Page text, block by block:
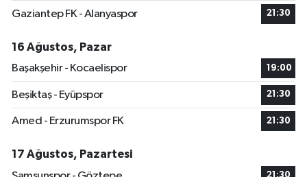
Gaziantep FK - Alanyaspor 21:30
16 Ağustos, Pazar
Başakşehir - Kocaelispor
19:00
Beşiktaş - Eyüpspor 21:30
Amed - Erzurumspor FK 21:30
17 Ağustos, Pazartesi